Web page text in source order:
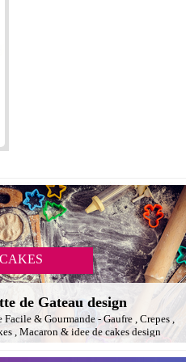
de Gateau design
Facile & Gourmande - Gaufre , Crepes ,
, Macaron & idee de cakes design